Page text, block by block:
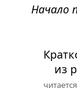
Начало
из